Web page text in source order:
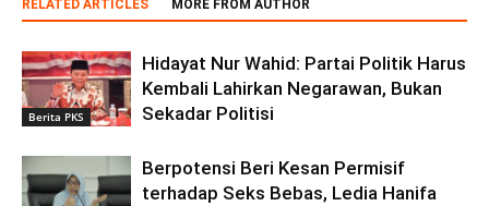
RELATED ARTICLES MORE FROM AUTHOR
Berita PKS
Hidayat Nur Wahid: Partai Politik Harus
Kembali Lahirkan Negarawan, Bukan
Sekadar Politisi
Berpotensi Beri Kesan Permisif
terhadap Seks Bebas, Ledia Hanifa